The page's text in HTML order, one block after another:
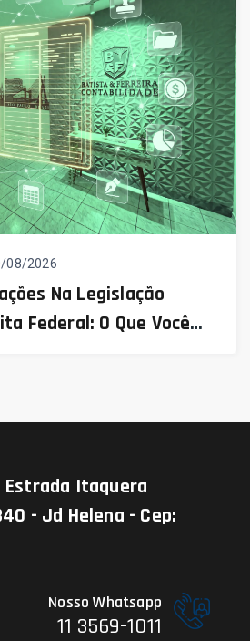
08/2026
Na Legislação
Federal: O Que Você
Estrada Itaquera
- Jd Helena - Cep:
Nosso Whatsapp
11 3569-1011